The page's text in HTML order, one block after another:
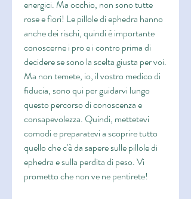
energici. Ma occhio, non sono tutte
rose e fiori! Le pillole di ephedra hanno
anche dei rischi, quindi è importante
conoscerne i pro e i contro prima di
decidere se sono la scelta giusta per voi.
Ma non temete, io, il vostro medico di
fiducia, sono qui per guidarvi lungo
questo percorso di conoscenza e
consapevolezza. Quindi, mettetevi
comodi e preparatevi a scoprire tutto
quello che c'è da sapere sulle pillole di
ephedra e sulla perdita di peso. Vi
prometto che non ve ne pentirete!